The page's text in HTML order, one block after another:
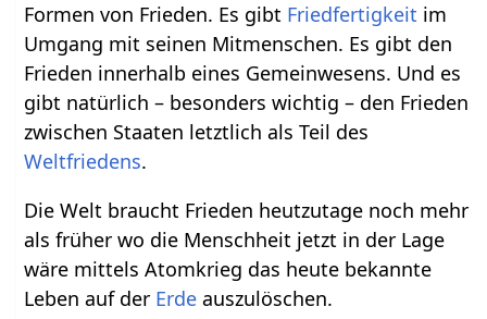
Formen von Frieden. Es gibt Friedfertigkeit im
Umgang mit seinen Mitmenschen. Es gibt den
Frieden innerhalb eines Gemeinwesens. Und es
gibt natürlich – besonders wichtig – den Frieden
zwischen Staaten letztlich als Teil des
Weltfriedens.
Die Welt braucht Frieden heutzutage noch mehr
als früher wo die Menschheit jetzt in der Lage
wäre mittels Atomkrieg das heute bekannte
Leben auf der Erde auszulöschen.